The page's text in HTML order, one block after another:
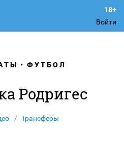
Войти
ФУТБОЛ
Родригес
Трансферы